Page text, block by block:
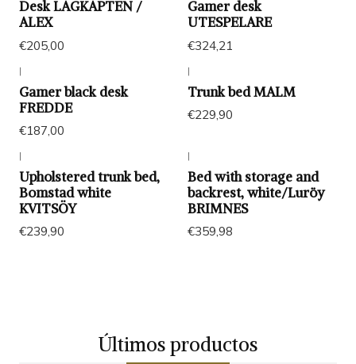
Desk LAGKAPTEN /
ALEX
€205,00
Gamer desk
UTESPELARE
€324,21
|
Gamer black desk
FREDDE
€187,00
|
Trunk bed MALM
€229,90
|
Upholstered trunk bed,
Bomstad white
KVITSÖY
€239,90
|
Bed with storage and
backrest, white/Luröy
BRIMNES
€359,98
Últimos productos